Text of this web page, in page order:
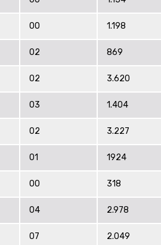
00 1.198
02 869
02 3.620
03 1.404
02 3.227
01 1924
00 318
04 2.978
07 2.049